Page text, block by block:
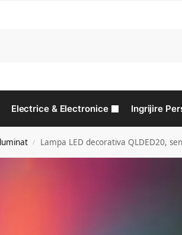
Electrice & Electronice Ingrijire
/ Lampa LED decorativa QLDED20,